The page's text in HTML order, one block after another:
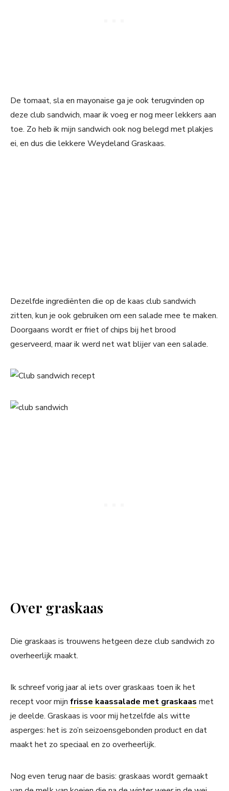
De tomaat, sla en mayonaise ga je ook terugvinden op
deze club sandwich, maar ik voeg er nog meer lekkers aan
toe. Zo heb ik mijn sandwich ook nog belegd met plakjes
ei, en dus die lekkere Weydeland Graskaas.
Dezelfde ingrediënten die op de kaas club sandwich
zitten, kun je ook gebruiken om een salade mee te maken.
Doorgaans wordt er friet of chips bij het brood
geserveerd, maar ik werd net wat blijer van een salade.
Over graskaas
Die graskaas is trouwens hetgeen deze club sandwich zo
overheerlijk maakt.
Ik schreef vorig jaar al iets over graskaas toen ik het
recept voor mijn frisse kaassalade met graskaas met
je deelde. Graskaas is voor mij hetzelfde als witte
asperges: het is zo’n seizoensgebonden product en dat
maakt het zo speciaal en zo overheerlijk.
Nog even terug naar de basis: graskaas wordt gemaakt